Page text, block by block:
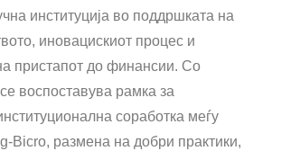
институција во поддршката на
иновацискиот процес и
пристапот до финансии. Со
воспоставува рамка за
соработка меѓу
размена на добри практики,